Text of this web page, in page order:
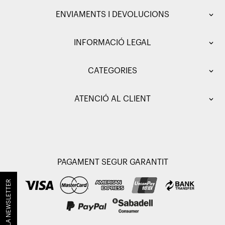
ENVIAMENTS I DEVOLUCIONS
INFORMACIÓ LEGAL
CATEGORIES
ATENCIÓ AL CLIENT
PAGAMENT SEGUR GARANTIT